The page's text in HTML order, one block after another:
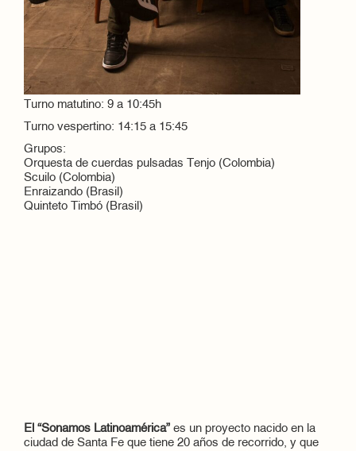
Turno matutino: 9 a 10:45h
Turno vespertino: 14:15 a 15:45
Grupos:
Orquesta de cuerdas pulsadas Tenjo (Colombia)
Scuilo (Colombia)
Enraizando (Brasil)
Quinteto Timbó (Brasil)
El “Sonamos Latinoamérica” es un proyecto nacido en la
ciudad de Santa Fe que tiene 20 años de recorrido, y que